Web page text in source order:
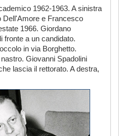
1962-1963. A sinistra
Dell'Amore e Francesco
1966. Giordano
fronte a un candidato.
in via Borghetto.
Giovanni Spadolini
lascia il rettorato. A destra,